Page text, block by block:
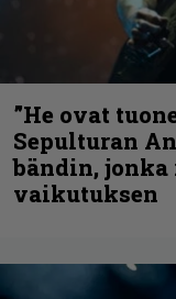
”He ovat
Sepulturan
bändin,
vaikutuksen